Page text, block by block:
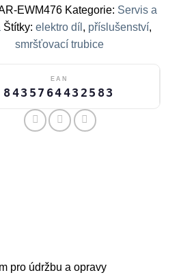
EWM476 Kategorie: Servis a
Štítky:elektro díl , příslušenství,
smršťovací trubice
EAN
8435764432583
pro údržbu a opravy